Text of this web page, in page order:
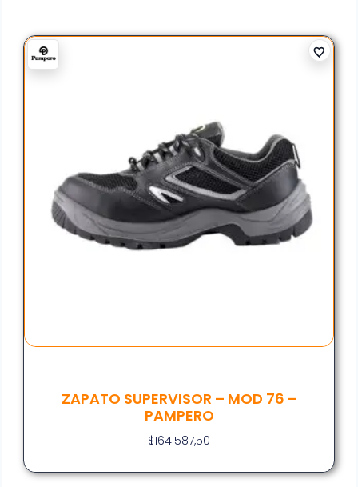
ZAPATO SUPERVISOR – MOD 76 –
PAMPERO
$164.587,50